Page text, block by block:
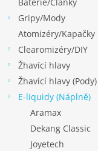
Gripy/Mody
Atomizéry/Kapačky
Clearomizéry/DIY
Žhavící hlavy
Žhavící hlavy (Pody)
E-liquidy (Náplně)
Aramax
Dekang Classic
Joyetech